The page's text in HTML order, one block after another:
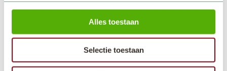
Alles toestaan
Selectie toestaan